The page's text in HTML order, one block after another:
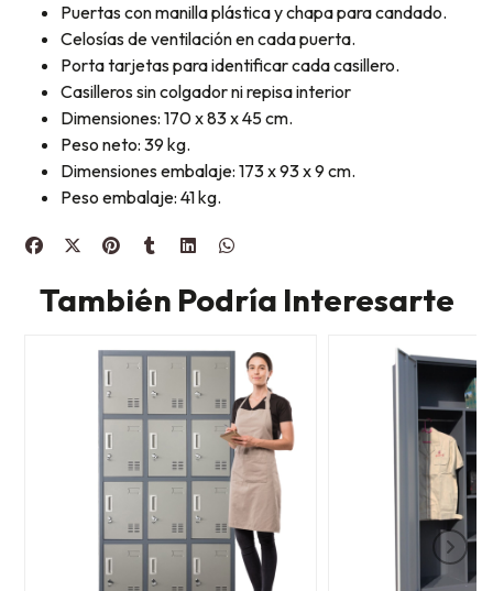
Puertas con manilla plástica y chapa para candado.
Celosías de ventilación en cada puerta.
Porta tarjetas para identificar cada casillero.
Casilleros sin colgador ni repisa interior
Dimensiones: 170 x 83 x 45 cm.
Peso neto: 39 kg.
Dimensiones embalaje: 173 x 93 x 9 cm.
Peso embalaje: 41 kg.
También Podría Interesarte